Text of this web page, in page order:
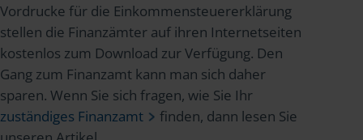
Vordrucke für die Einkommensteuererklärung
stellen die Finanzämter auf ihren Internetseiten
kostenlos zum Download zur Verfügung. Den
Gang zum Finanzamt kann man sich daher
sparen. Wenn Sie sich fragen, wie Sie Ihr
zuständiges Finanzamt
finden, dann lesen Sie